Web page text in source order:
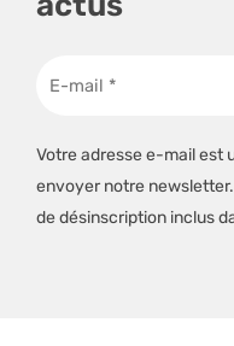
Votre adresse e-mail est
envoyer notre
de désinscription inclus